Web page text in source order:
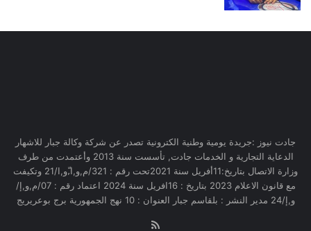
جادت نيوز :جريدة يومية وطنية الكترونية تصدر عن شركة وكالة جبار للاشهار
الدعاية التجارية و الخدمات جادت, تأسست سنة 2013 وأعتمدت من طرف
وزارة الاتصال بتاريخ:11أفريل سنة 2021تحت رقم : 321/م,و,ا,ّو,ا/21 وتكيفت
مع قانون الاعلام 2023 بتاريخ : 16افريل سنة 2024 اعتماد رقم : 07/م,و,إ/
و,إ/24 مدير النشر : بلقاسم جبار العنوان : 10 نهج الجمهورية برج بوعريريج